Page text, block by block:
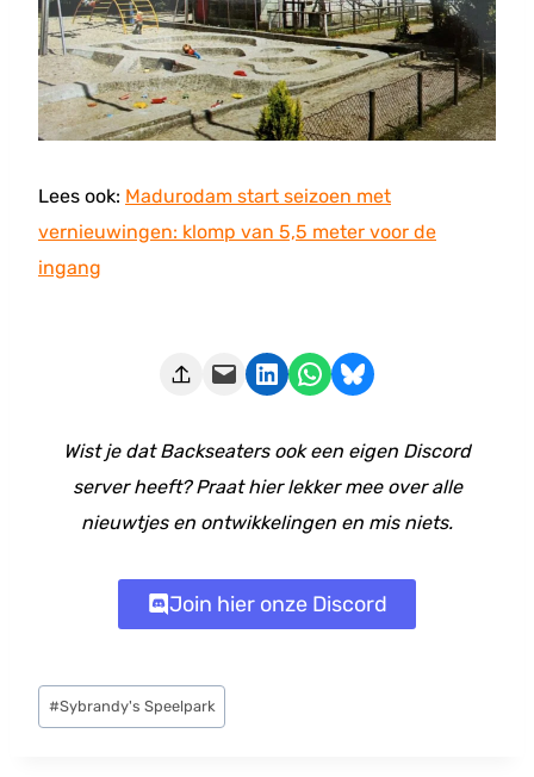
Lees ook: Madurodam start seizoen met
vernieuwingen: klomp van 5,5 meter voor de
ingang
Deze pagina e-mailen Delen op LinkedIn Delen via WhatsApp Share on Bluesky
Wist je dat Backseaters ook een eigen Discord
server heeft? Praat hier lekker mee over alle
nieuwtjes en ontwikkelingen en mis niets.
Join hier onze Discord
Bericht
tags:
#Sybrandy's Speelpark